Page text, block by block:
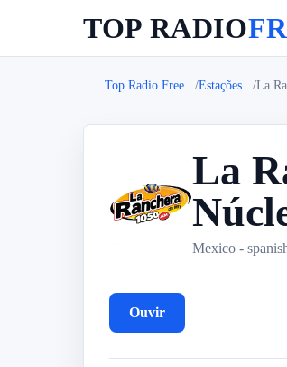
TOP RADIO
Top Radio Free Estações La
L
La
Mexico -
Ouvir